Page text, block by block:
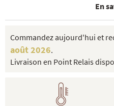
En
Commandez aujourd'hui et
août 2026.
Livraison en Point Relais